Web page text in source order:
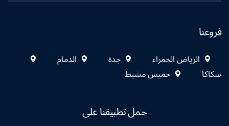
فروعنا
الرياض الحمراء جدة
الدمام
سكاكا
خميس مشيط
حمل تطبيقنا على